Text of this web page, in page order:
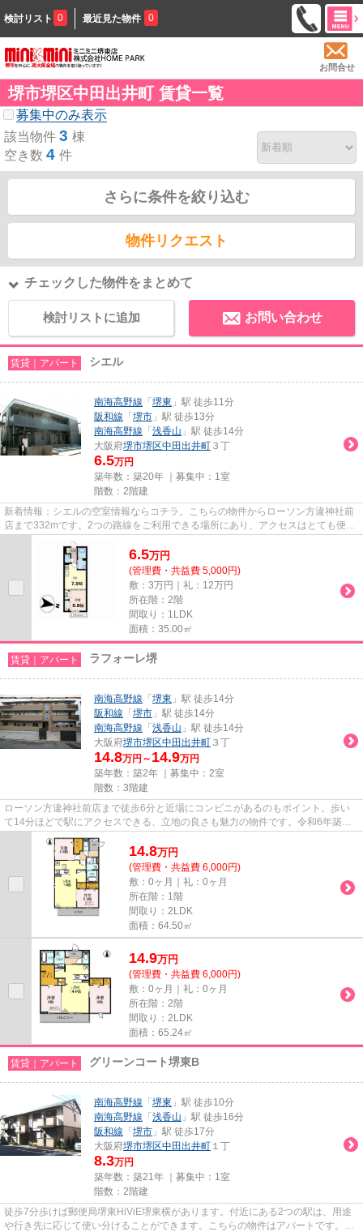
検討リスト 0 最近見た物件 0
お問合せ
堺市堺区中田出井町 賃貸一覧
募集中のみ表示
該当物件 3 棟
空き数 4 件
さらに条件を絞り込む
物件リクエスト
チェックした物件をまとめて
検討リストに追加 お問い合わせ
賃貸｜アパート シエル
南海高野線 「 堺東 」駅 徒歩11分
阪和線 「 堺市 」駅 徒歩13分
南海高野線 「 浅香山 」駅 徒歩14分
大阪府堺市堺区中田出井町 ３丁
6.5万円
築年数：築20年 ｜募集中： 1室
階数：2階建
新着情報：シエルの空室情報ならコチラ。こちらの物件からローソン方違神社前
店まで332mです。2つの路線をご利用できる場所にあり、アクセスはとても便利
です。駅まで歩いて11分ほどの...
6.5万円
(管理費・共益費 5,000円)
敷：3万円｜礼：12万円
所在階：2階
間取り：1LDK
面積：35.00㎡
賃貸｜アパート ラフォーレ堺
南海高野線 「 堺東 」駅 徒歩14分
阪和線 「 堺市 」駅 徒歩14分
南海高野線 「 浅香山 」駅 徒歩14分
大阪府堺市堺区中田出井町 ３丁
14.8万円～ 14.9万円
築年数：築2年 ｜募集中： 2室
階数：3階建
ローソン方違神社前店まで徒歩6分と近場にコンビニがあるのもポイント。歩い
て14分ほどで駅にアクセスできる、立地の良さも魅力の物件です。令和6年築の
物件です。近くに駅が2つあるた...
14.8万円
(管理費・共益費 6,000円)
敷：0ヶ月｜礼：0ヶ月
所在階：1階
間取り：2LDK
面積：64.50㎡
14.9万円
(管理費・共益費 6,000円)
敷：0ヶ月｜礼：0ヶ月
所在階：2階
間取り：2LDK
面積：65.24㎡
賃貸｜アパート グリーンコート堺東B
南海高野線 「 堺東 」駅 徒歩10分
南海高野線 「 浅香山 」駅 徒歩16分
阪和線 「 堺市 」駅 徒歩17分
大阪府堺市堺区中田出井町 １丁
8.3万円
築年数：築21年 ｜募集中： 1室
階数：2階建
徒歩7分歩けば郵便局堺東HiViE堺東横があります。付近にある2つの駅は、用途
や行き先に応じて使い分けることができます。こちらの物件はアパートです。最